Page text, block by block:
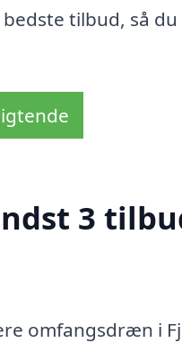
tilbud, så
3
omfangsdræn i